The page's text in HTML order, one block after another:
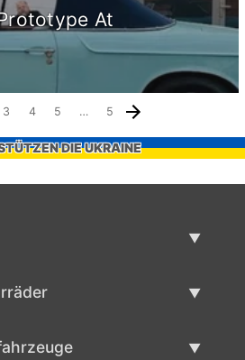
At
3 4 5 … 5
DIE UKRAINE